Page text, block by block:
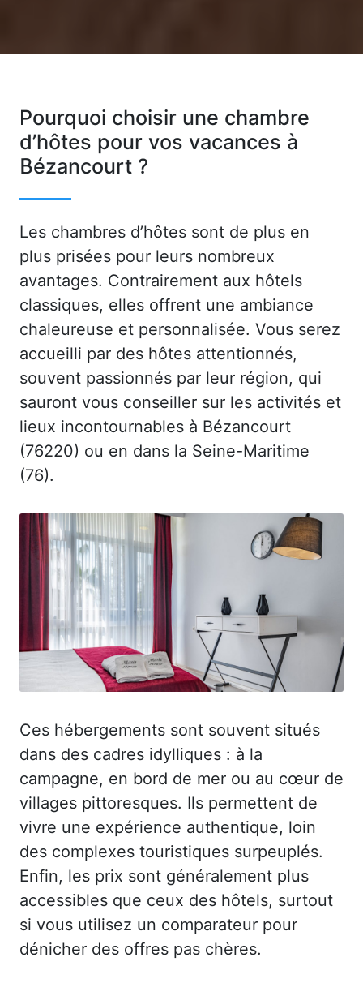
Pourquoi choisir une chambre
d’hôtes pour vos vacances à
Bézancourt ?
Les chambres d’hôtes sont de plus en
plus prisées pour leurs nombreux
avantages. Contrairement aux hôtels
classiques, elles offrent une ambiance
chaleureuse et personnalisée. Vous serez
accueilli par des hôtes attentionnés,
souvent passionnés par leur région, qui
sauront vous conseiller sur les activités et
lieux incontournables à Bézancourt
(76220) ou en dans la Seine-Maritime
(76).
Ces hébergements sont souvent situés
dans des cadres idylliques : à la
campagne, en bord de mer ou au cœur de
villages pittoresques. Ils permettent de
vivre une expérience authentique, loin
des complexes touristiques surpeuplés.
Enfin, les prix sont généralement plus
accessibles que ceux des hôtels, surtout
si vous utilisez un comparateur pour
dénicher des offres pas chères.